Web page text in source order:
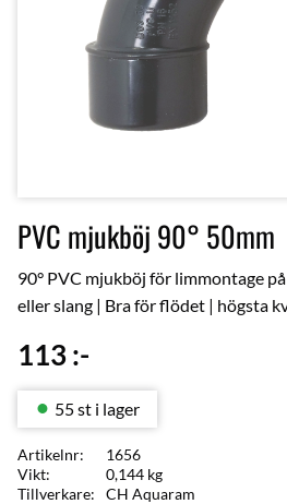
PVC mjukböj 90° 50mm
90° PVC mjukböj för limmontage
eller slang | Bra för flödet | högsta
113:-
55 st i lager
Artikelnr
1656
Vikt
0,144 kg
Tillverkare
CH Aquaram